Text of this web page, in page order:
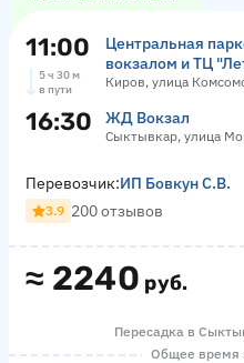
11:00
Центральная
вокзалом и ТЦ
Киров, улица
5 ч 30 м
в пути
16:30 ЖД Вокзал
Сыктывкар, улица
≈ 2240 руб.
Перевозчик:ИП Бовкун С.В.
3.9 200 отзывов
Пересадка в
Общее время